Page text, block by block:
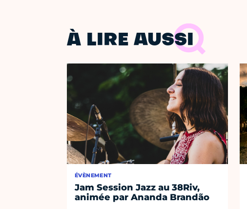
À LIRE AUSSI
ÉVÈNEMENT
Jam Session Jazz au 38Riv,
animée par Ananda Brandão